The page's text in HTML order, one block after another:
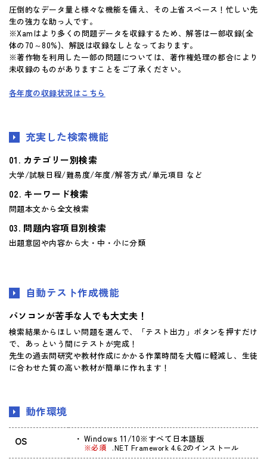
圧倒的なデータ量と様々な機能を備え、その上省スペース！忙しい先
生の強力な助っ人です。
※Xamはより多くの問題データを収録するため、解答は一部収録(全
体の70～80%)、解説は収録なしとなっております。
※著作物を利用した一部の問題については、著作権処理の都合により
未収録のものがありますことをご了承ください。
各年度の収録状況はこちら
充実した検索機能
カテゴリー別検索
大学/試験日程/難易度/年度/解答方式/単元項目 など
キーワード検索
問題本文から全文検索
問題内容項目別検索
出題意図や内容から大・中・小に分類
自動テスト作成機能
パソコンが苦手な人でも大丈夫！
検索結果からほしい問題を選んで、「テスト出力」ボタンを押すだけ
で、あっという間にテストが完成！
先生の過去問研究や教材作成にかかる作業時間を大幅に軽減し、生徒
に合わせた質の高い教材が簡単に作れます！
動作環境
OS Windows 11/10※すべて日本語版
※必須 .NET Framework 4.6.2のインストール